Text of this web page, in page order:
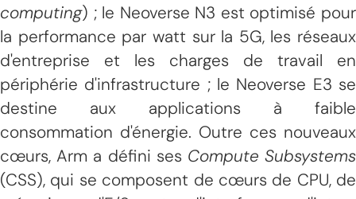
computing) ; le Neoverse N3 est optimisé pour
la performance par watt sur la 5G, les réseaux
d'entreprise et les charges de travail en
périphérie d'infrastructure ; le Neoverse E3 se
destine aux applications à faible
consommation d'énergie. Outre ces nouveaux
cœurs, Arm a défini ses Compute Subsystems
(CSS), qui se composent de cœurs de CPU, de